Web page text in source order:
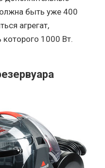
быть уже 400
агрегат,
1000 Вт.